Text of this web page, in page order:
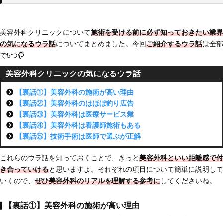
美容外科クリニックについて施術を受ける前に必ず知っておきたい業界
の気になるウラ話についてまとめました。今回ご紹介するウラ話は全部
で5つ
美容外科クリニックの気になるウラ話
【裏話①】美容外科の施術が高い理由
【裏話②】美容外科のはほぼ釣り広告
【裏話③】美容外科は医療サービス業
【裏話④】美容外科は看護師施術もある
【裏話⑤】技術手術は医師で選ぶが正解
これらのウラ話を知っておくことで、きっと美容外科といい距離感で付
き合っていけると思いますよ。それぞれの項目について簡単に説明して
いくので、 ぜひ美容外科のリアルを理解する参考にしてくださいね。
【裏話①】美容外科の施術が高い理由